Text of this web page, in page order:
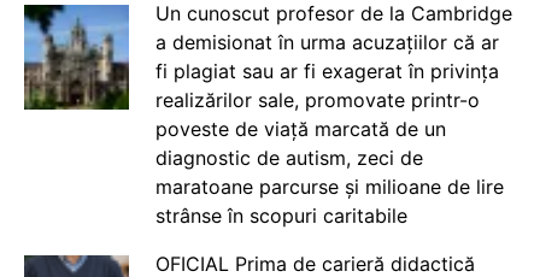
Un cunoscut profesor de la Cambridge
a demisionat în urma acuzațiilor că ar
fi plagiat sau ar fi exagerat în privința
realizărilor sale, promovate printr-o
poveste de viață marcată de un
diagnostic de autism, zeci de
maratoane parcurse și milioane de lire
strânse în scopuri caritabile
OFICIAL Prima de carieră didactică